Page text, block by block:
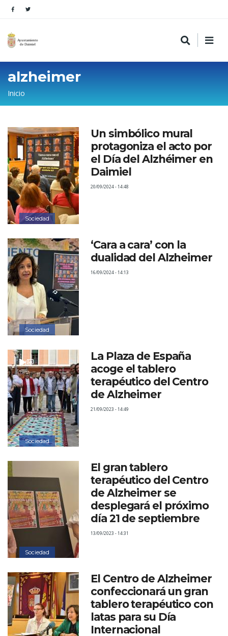
alzheimer
Sobrescribir
enlaces
de
ayuda
a
la
navegación
Inicio
Sociedad
Un simbólico mural
protagoniza el acto por
el Día del Alzhéimer en
Daimiel
20/09/2024 - 14:48
Sociedad
‘Cara a cara’ con la
dualidad del Alzheimer
16/09/2024 - 14:13
Sociedad
La Plaza de España
acoge el tablero
terapéutico del Centro
de Alzheimer
21/09/2023 - 14:49
Sociedad
El gran tablero
terapéutico del Centro
de Alzheimer se
desplegará el próximo
día 21 de septiembre
13/09/2023 - 14:31
El Centro de Alzheimer
confeccionará un gran
tablero terapéutico con
latas para su Día
Internacional